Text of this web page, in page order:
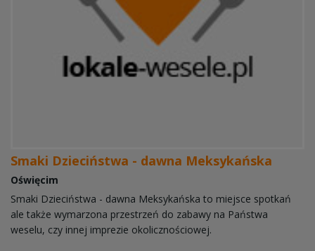
Smaki Dzieciństwa - dawna Meksykańska
Oświęcim
Smaki Dzieciństwa - dawna Meksykańska to miejsce spotkań
ale także wymarzona przestrzeń do zabawy na Państwa
weselu, czy innej imprezie okolicznościowej.